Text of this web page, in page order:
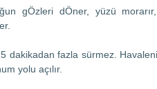
gÖzleri dÖner, yüzü
dakikadan fazla sürmez.
yolu açılır.